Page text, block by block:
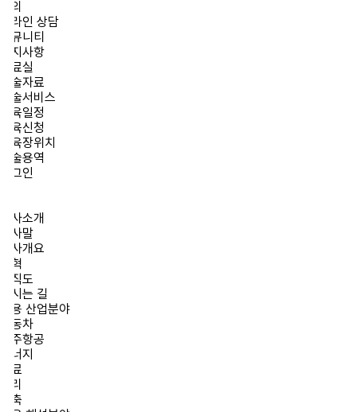
인 상담
니티
사항
실
자료
서비스
일정
신청
장위치
용역
인
소개
말
개요
도
는 길
산업분야
차
항공
지